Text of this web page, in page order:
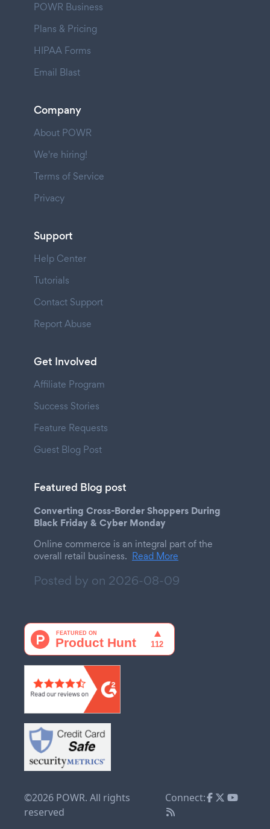
POWR Business
Plans & Pricing
HIPAA Forms
Email Blast
Company
About POWR
We're hiring!
Terms of Service
Privacy
Support
Help Center
Tutorials
Contact Support
Report Abuse
Get Involved
Affiliate Program
Success Stories
Feature Requests
Guest Blog Post
Featured Blog post
Converting Cross-Border Shoppers During
Black Friday & Cyber Monday
Online commerce is an integral part of the
overall retail business. Read More
Posted by on 2026-08-09
©2026 POWR. All rights
reserved
Connect: